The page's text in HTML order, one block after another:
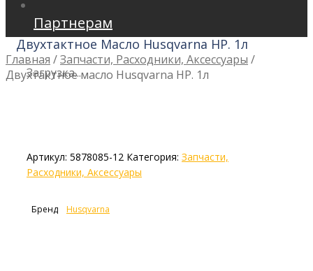
Партнерам
Главная /Запчасти, Расходники, Аксессуары /
Двухтактное масло Husqvarna HP. 1л
Двухтактное Масло Husqvarna HP. 1л
Загрузка...
Артикул: 5878085-12 Категория: Запчасти,
Расходники, Аксессуары
Бренд Husqvarna